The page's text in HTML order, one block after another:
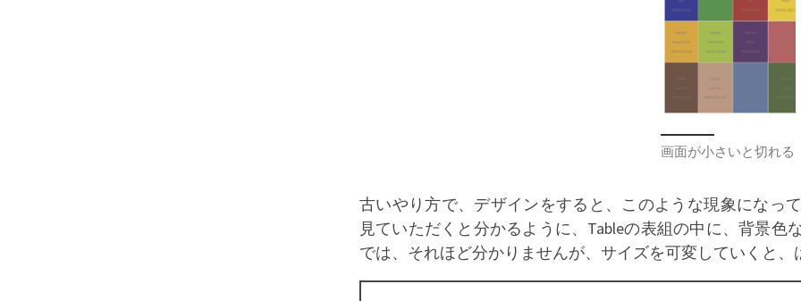
画面が小さいと切れる
古いやり方で、デザインをすると、このような現象になっ
見ていただくと分かるように、Tableの表組の中に、背景色
では、それほど分かりませんが、サイズを可変していくと、